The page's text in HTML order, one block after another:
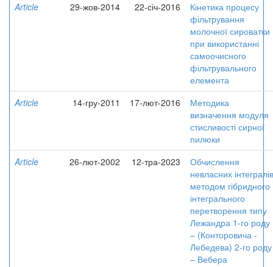
Article 29-жов-2014 22-січ-2016
Кінетика процесу
фільтрування
молочної сироватки
при використанні
самоочисного
фільтрувального
елемента
Article
14-гру-2011 17-лют-2016
Методика
визначення модуля
стисливості сирної
пилюки
Article
26-лют-2002 12-тра-2023
Обчислення
невласних інтегралів
методом гібридного
інтегрального
перетворення типу
Лежандра 1-го роду
– (Конторовича -
Лебедева) 2-го роду
– Вебера